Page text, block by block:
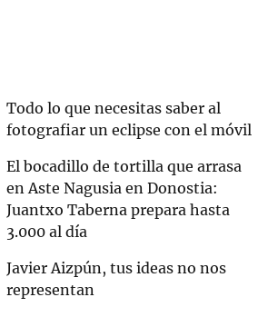
Todo lo que necesitas saber al
fotografiar un eclipse con el móvil
El bocadillo de tortilla que arrasa
en Aste Nagusia en Donostia:
Juantxo Taberna prepara hasta
3.000 al día
Javier Aizpún, tus ideas no nos
representan